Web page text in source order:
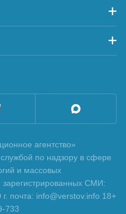
агентство»
по надзору в сфере
и массовых
зарегистрированных СМИ:
почта: info@verstov.info 18+
733